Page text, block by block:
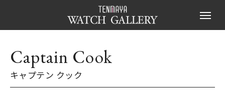
Captain Cook
キャプテン クック